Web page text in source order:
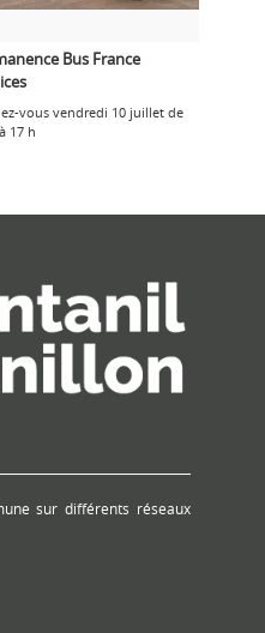
Bus France
vous vendredi 10 juillet de
17 h
sur différents réseaux